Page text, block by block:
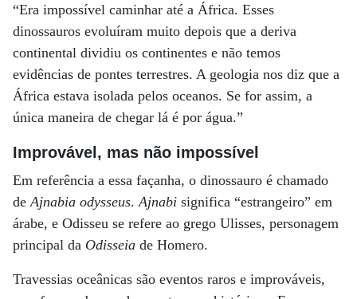
“Era impossível caminhar até a África. Esses
dinossauros evoluíram muito depois que a deriva
continental dividiu os continentes e não temos
evidências de pontes terrestres. A geologia nos diz que a
África estava isolada pelos oceanos. Se for assim, a
única maneira de chegar lá é por água.”
Improvável, mas não impossível
Em referência a essa façanha, o dinossauro é chamado
de Ajnabia odysseus. Ajnabi significa “estrangeiro” em
árabe, e Odisseu se refere ao grego Ulisses, personagem
principal da Odisseia de Homero.
Travessias oceânicas são eventos raros e improváveis,